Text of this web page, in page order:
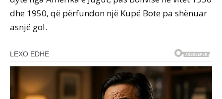
dhe 1950, që përfundon një Kupë Bote pa shënuar
asnjë gol.